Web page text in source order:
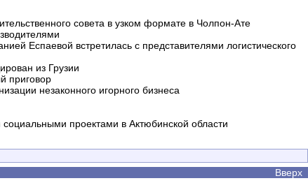
совета в узком формате в Чолпон-Ате
Еспаевой встретилась с представителями логистического
из Грузии
приговор
незаконного игорного бизнеса
проектами в Актюбинской области
Вверх